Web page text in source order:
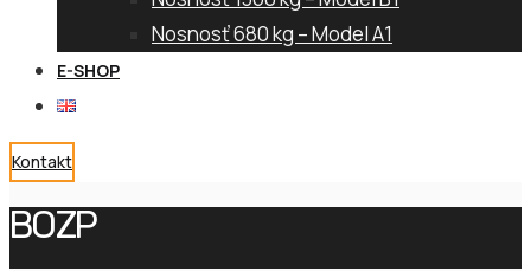
Nosnosť 680 kg – Model A1
E-SHOP
Kontakt
BOZP